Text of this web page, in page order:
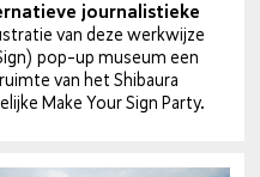
jour­na­lis­tie­ke
van deze werkwijze
pop-up museum een
van het Shibaura
Make Your Sign Party.